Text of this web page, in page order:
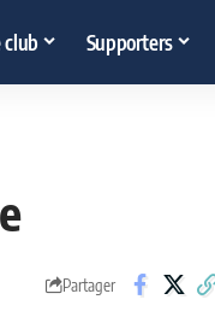
club Supporters
Partager